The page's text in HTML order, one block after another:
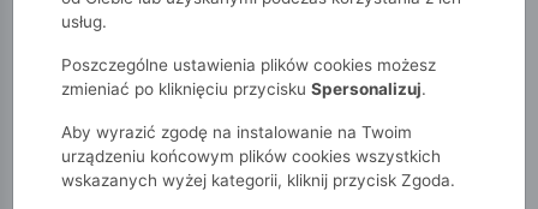
Długi kardigan
usług.
Poszczególne ustawienia plików cookies możesz
zmieniać po kliknięciu przycisku Spersonalizuj.
Aby wyrazić zgodę na instalowanie na Twoim
urządzeniu końcowym plików cookies wszystkich
wskazanych wyżej kategorii, kliknij przycisk Zgoda.